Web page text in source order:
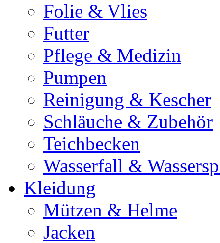
Folie & Vlies
Futter
Pflege & Medizin
Pumpen
Reinigung & Kescher
Schläuche & Zubehör
Teichbecken
Wasserfall &
Kleidung
Mützen & Helme
Jacken